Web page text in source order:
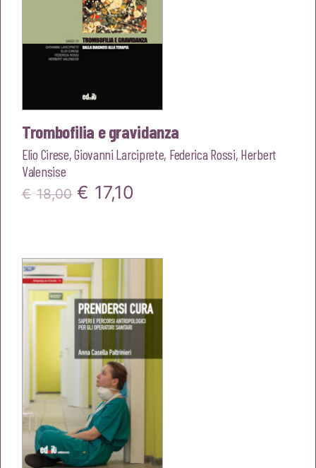
Trombofilia e gravidanza
Elio Cirese,Giovanni Larciprete, Federica Rossi, Herbert
Valensise
€ 18,00 Il
era:
€18,00.
€ 17,10
€17,10.